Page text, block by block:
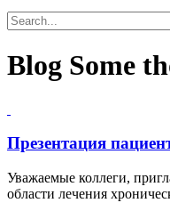
Blog Some
Презентация
Уважаемые коллеги,
области лечения